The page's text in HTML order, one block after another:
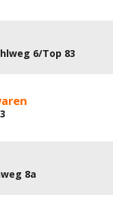
6/Top 83
8a